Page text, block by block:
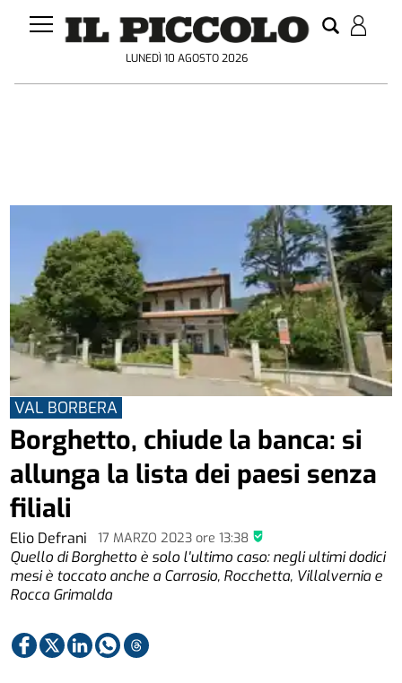
LUNEDÌ 10 AGOSTO 2026
Elio Defrani 17 MARZO 2023ore 13:38
VAL BORBERA
Borghetto, chiude la banca: si
allunga la lista dei paesi senza
filiali
Quello di Borghetto è solo l'ultimo caso: negli ultimi dodici
mesi è toccato anche a Carrosio, Rocchetta, Villalvernia e
Rocca Grimalda